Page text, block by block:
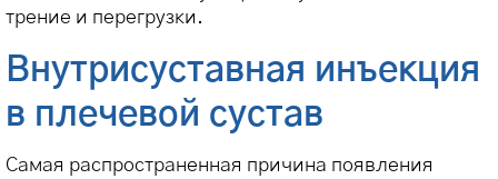
трение и перегрузки.
Внутрисуставная инъекция
в плечевой сустав
Самая распространенная причина появления